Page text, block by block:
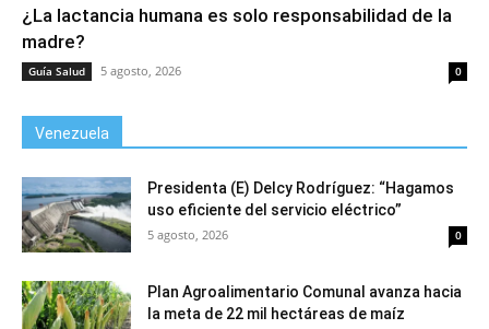
¿La lactancia humana es solo responsabilidad de la
madre?
Guía Salud 5 agosto, 2026 0
Venezuela
Presidenta (E) Delcy Rodríguez: “Hagamos
uso eficiente del servicio eléctrico”
5 agosto, 2026 0
Plan Agroalimentario Comunal avanza hacia
la meta de 22 mil hectáreas de maíz